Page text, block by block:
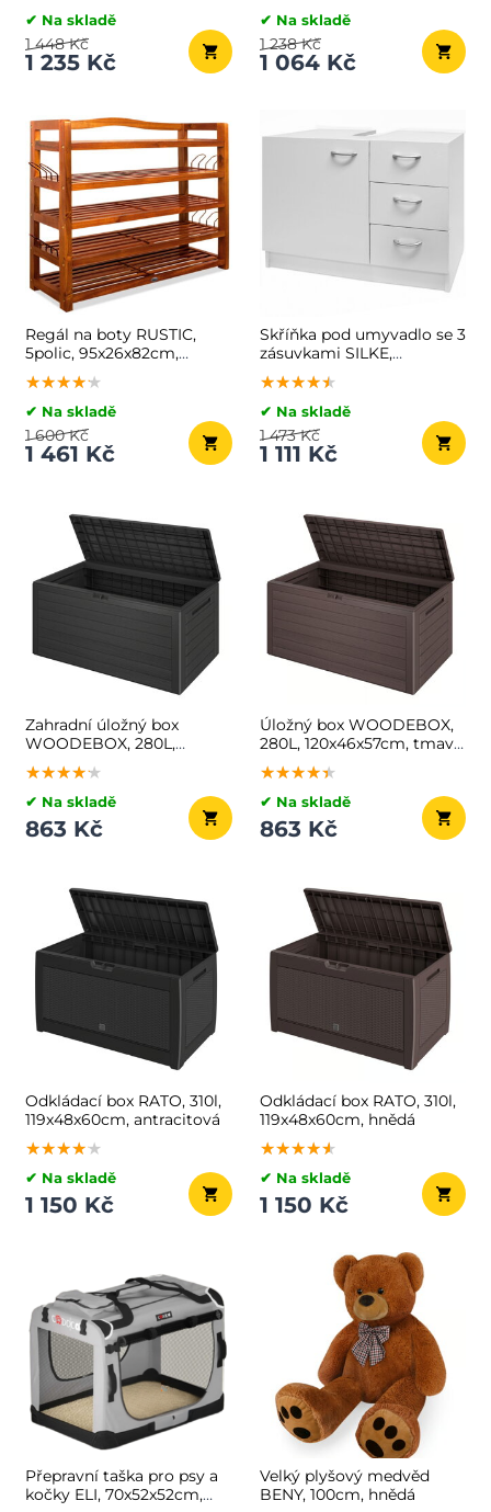
✔ Na skladě
1 235 Kč
1 448 Kč
✔ Na skladě
1 064 Kč
1 238 Kč
Regál na boty RUSTIC,
5polic, 95x26x82cm,
přírodní hnědá
★★★★★
★★★★★
★★★★★
✔ Na skladě
1 461 Kč
1 600 Kč
Skříňka pod umyvadlo se 3
zásuvkami SILKE,
63x30x54cm, bílá
★★★★★
★★★★★
★★★★★
✔ Na skladě
1 111 Kč
1 473 Kč
Zahradní úložný box
WOODEBOX, 280L,
120x46x57cm, antracitová
★★★★★
★★★★★
★★★★★
✔ Na skladě
863 Kč
Úložný box WOODEBOX,
280L, 120x46x57cm, tmavě
hnědá
★★★★★
★★★★★
★★★★★
✔ Na skladě
863 Kč
Odkládací box RATO, 310l,
119x48x60cm, antracitová
★★★★★
★★★★★
★★★★★
✔ Na skladě
1 150 Kč
Odkládací box RATO, 310l,
119x48x60cm, hnědá
★★★★★
★★★★★
★★★★★
✔ Na skladě
1 150 Kč
Přepravní taška pro psy a
kočky ELI, 70x52x52cm,
Velký plyšový medvěd
BENY, 100cm, hnědá